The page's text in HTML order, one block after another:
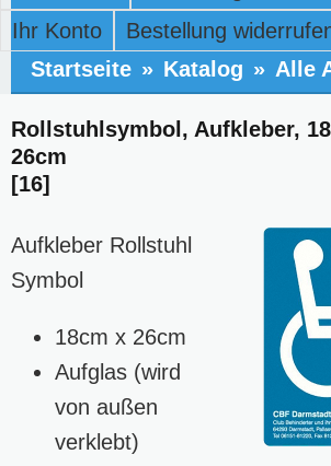
Ihr Konto
Bestellung
Startseite » Katalog » Alle
Rollstuhlsymbol, Aufkleber,
26cm
[16]
Aufkleber Rollstuhl
Symbol
18cm x 26cm
Aufglas (wird
von außen
verklebt)